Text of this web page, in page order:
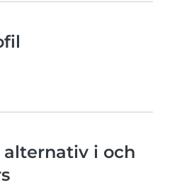
i och